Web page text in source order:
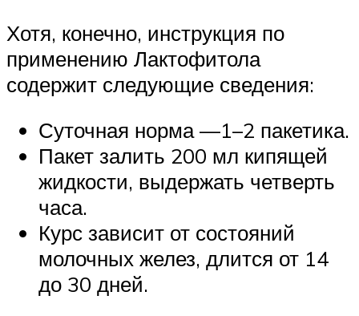
Хотя, конечно, инструкция по
применению Лактофитола
содержит следующие сведения:
Суточная норма —1–2 пакетика.
Пакет залить 200 мл кипящей
жидкости, выдержать четверть
часа.
Курс зависит от состояний
молочных желез, длится от 14
до 30 дней.